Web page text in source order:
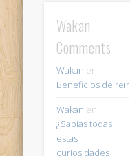
Wakan
Comments
Wakan en
Beneficios de reir
Wakan en
¿Sabías todas
estas
curiosidades